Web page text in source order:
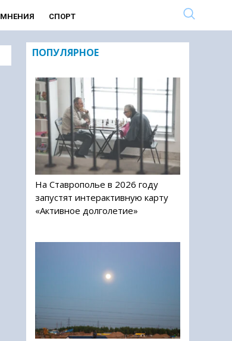
МНЕНИЯ СПОРТ
ПОПУЛЯРНОЕ
На Ставрополье в 2026 году
запустят интерактивную карту
«Активное долголетие»